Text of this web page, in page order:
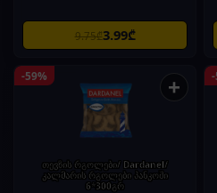
9.75₾3.99₾
-59% +
თევზის რგოლები/ Dardanel/
კალმარის რგოლები პანკოში
6*300გრ